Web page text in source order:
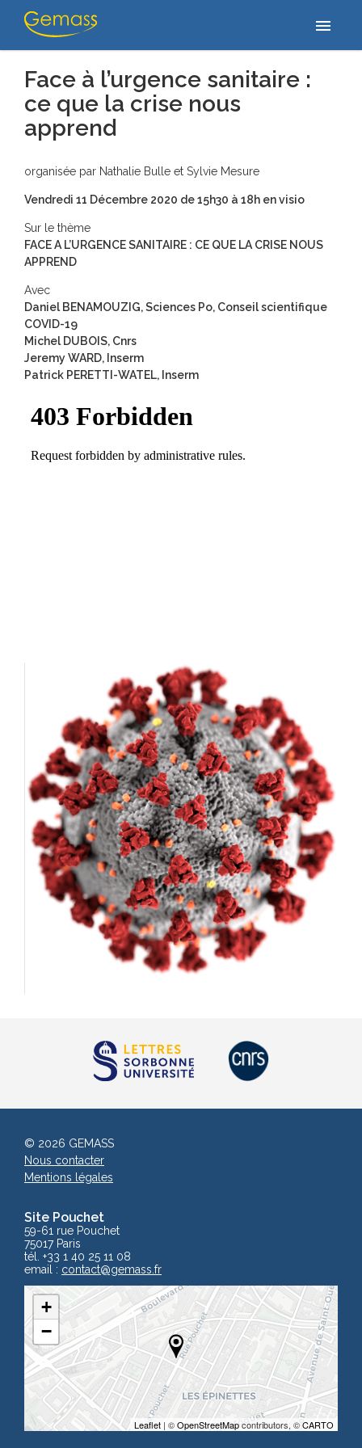
menu
Accueil/Activités scientifiques
la crise nous apprend
Face à l’urgence sanitaire :
ce que la crise nous
apprend
organisée par Nathalie Bulle et Sylvie Mesure
Vendredi 11 Décembre 2020 de 15h30 à 18h en visio
Sur le thème
FACE A L’URGENCE SANITAIRE : CE QUE LA CRISE NOUS
APPREND
Avec
Daniel BENAMOUZIG, Sciences Po, Conseil scientifique
COVID-19
Michel DUBOIS, Cnrs
Jeremy WARD, Inserm
Patrick PERETTI-WATEL, Inserm
Site Pouchet
59-61 rue Pouchet
75017 Paris
tél. +33 1 40 25 11 08
email : contact@gemass.fr
+
−
Leaflet | ©OpenStreetMapcontributors, ©CARTO
© 2026 GEMASS
Nous contacter
Mentions légales